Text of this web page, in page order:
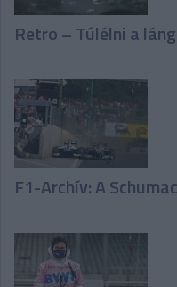
Retro – Túlélni a
F1-Archív: A